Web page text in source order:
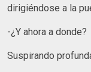
dirigiéndose a la
-¿Y ahora a donde?
Suspirando